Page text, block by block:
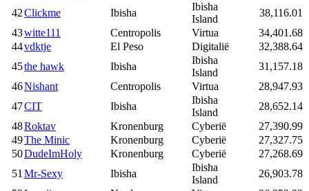
42Clickme Ibisha
Ibisha
Island
38,116.01
43witte111 Centropolis Virtua
34,401.68
44vdktje El Peso Digitalië
32,388.64
45the hawk Ibisha
Ibisha
Island
31,157.18
46Nishant Centropolis Virtua
28,947.93
47CIT Ibisha
Ibisha
Island
28,652.14
48Roktav Kronenburg Cyberië
27,390.99
49The Minic Kronenburg Cyberië
27,327.75
50DudeImHoly Kronenburg Cyberië
27,268.69
51Mr-Sexy Ibisha
Ibisha
Island
26,903.78